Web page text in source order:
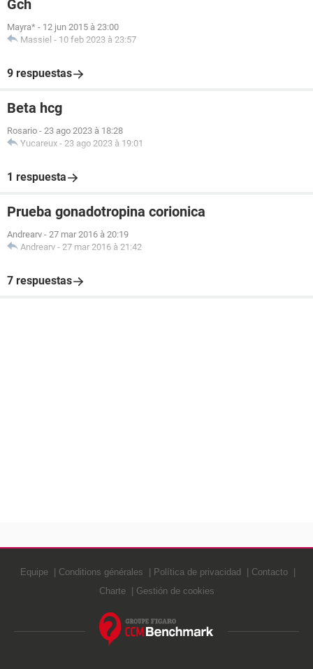
Gch
Mayra* - 12 jun 2015 à 23:00
Massiel - 10 feb 2023 à 23:57
9 respuestas
Beta hcg
Rosario - 23 ago 2023 à 18:28
Yucareux - 23 ago 2023 à 19:01
1 respuesta
Prueba gonadotropina corionica
Andrearv - 27 mar 2016 à 20:19
Andrearv - 27 mar 2016 à 21:42
7 respuestas
Equipe Conditions générales Política de privacidad
Contacto
Charte
Gestión de cookies